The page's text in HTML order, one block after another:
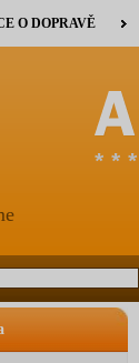
O DOPRAVĚ